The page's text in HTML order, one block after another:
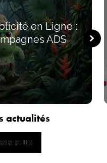
en Ligne :
ADS
actualités
PLUS
PLUS